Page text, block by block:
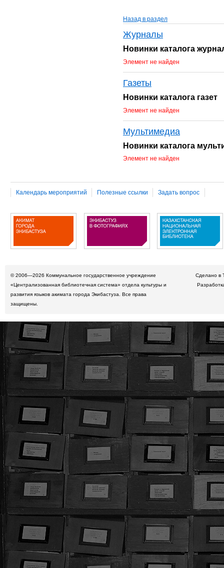
Назад в раздел
Журналы
Новинки каталога
Элемент не найден
Газеты
Новинки каталога газет
Элемент не найден
Мультимедиа
Новинки каталога
Элемент не найден
Календарь мероприятий Полезные ссылки Задать вопрос
© 2006—2026 Коммунальное государственное учреждение
«Централизованная библиотечная система» отдела культуры и
развития языков акимата города Экибастуза. Все права
защищены.
Сделано в